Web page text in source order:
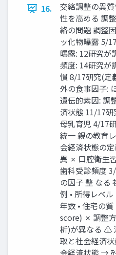
16.
交絡調整の異
性を高める 調
絡の問題 調整
ッ化物曝露 5/
曝露: 12研究
頻度: 14研究が
慣 8/17研究(定
外の食事因子:
遺伝的素因: 調
済状態 11/17
母乳育児 4/17
統一 親の教育
会経済状態の
異 ✗ 口腔衛生
歯科受診頻度
の因子 整 なる
例 • 所得レベ
年数 • 住宅の質
score) ✗ 調整
析)が異なる ⚠
取と社会経済
会経済状態 →